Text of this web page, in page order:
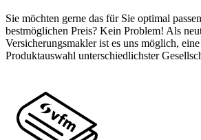
Sie möchten gerne das für Sie optimal
bestmöglichen Preis? Kein Problem! Als
Versicherungsmakler ist es uns möglich,
Produktauswahl unterschiedlichster